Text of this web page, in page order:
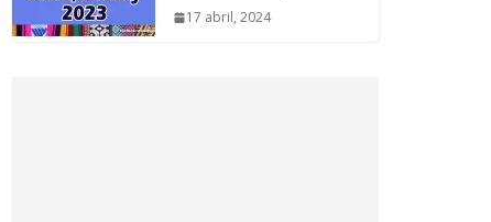
17 abril, 2024